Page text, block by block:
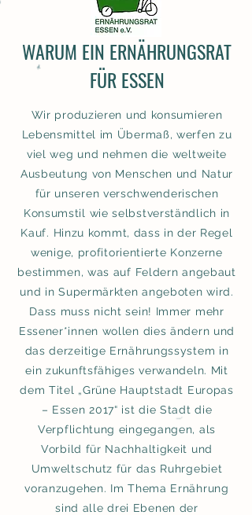
WARUM EIN ERNÄHRUNGSRAT
FÜR ESSEN
Wir produzieren und konsumieren
Lebensmittel im Übermaß, werfen zu
viel weg und nehmen die weltweite
Ausbeutung von Menschen und Natur
für unseren verschwenderischen
Konsumstil wie selbstverständlich in
Kauf. Hinzu kommt, dass in der Regel
wenige, profitorientierte Konzerne
bestimmen, was auf Feldern angebaut
und in Supermärkten angeboten wird.
Dass muss nicht sein! Immer mehr
Essener*innen wollen dies ändern und
das derzeitige Ernährungssystem in
ein zukunftsfähiges verwandeln. Mit
dem Titel „Grüne Hauptstadt Europas
– Essen 2017“ ist die Stadt die
Verpflichtung eingegangen, als
Vorbild für Nachhaltigkeit und
Umweltschutz für das Ruhrgebiet
voranzugehen. Im Thema Ernährung
sind alle drei Ebenen der